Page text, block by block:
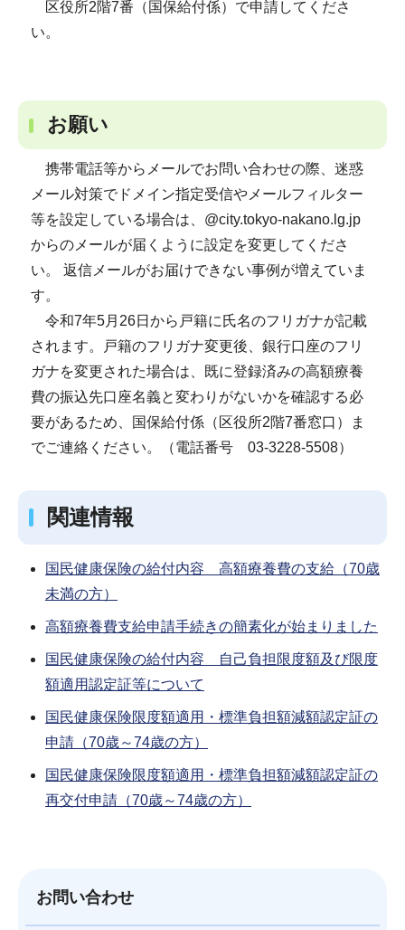
区役所2階7番（国保給付係）で申請してくださ
い。
お願い
携帯電話等からメールでお問い合わせの際、迷惑
メール対策でドメイン指定受信やメールフィルター
等を設定している場合は、@city.tokyo-nakano.lg.jp
からのメールが届くように設定を変更してくださ
い。 返信メールがお届けできない事例が増えていま
す。
令和7年5月26日から戸籍に氏名のフリガナが記載
されます。戸籍のフリガナ変更後、銀行口座のフリ
ガナを変更された場合は、既に登録済みの高額療養
費の振込先口座名義と変わりがないかを確認する必
要があるため、国保給付係（区役所2階7番窓口）ま
でご連絡ください。（電話番号 03-3228-5508）
関連情報
国民健康保険の給付内容 高額療養費の支給（70歳
未満の方）
高額療養費支給申請手続きの簡素化が始まりました
国民健康保険の給付内容 自己負担限度額及び限度
額適用認定証等について
国民健康保険限度額適用・標準負担額減額認定証の
申請（70歳～74歳の方）
国民健康保険限度額適用・標準負担額減額認定証の
再交付申請（70歳～74歳の方）
お問い合わせ